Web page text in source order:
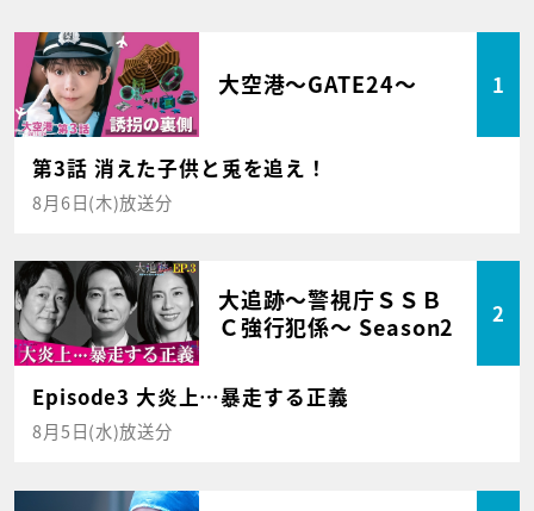
大空港～GATE24～ 1
第3話 消えた子供と兎を追え！
8月6日(木)放送分
大追跡～警視庁ＳＳＢ
Ｃ強行犯係～ Season2
2
Episode3 大炎上…暴走する正義
8月5日(水)放送分